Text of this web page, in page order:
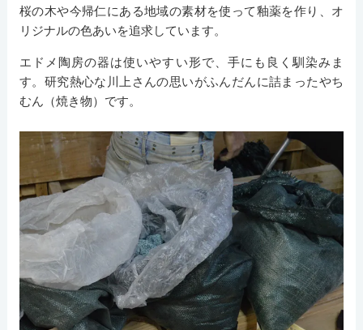
桜の木や今帰仁にある地域の素材を使って釉薬を作り、オ
リジナルの色あいを追求しています。
エドメ陶房の器は使いやすい形で、手にも良く馴染みま
す。研究熱心な川上さんの思いがふんだんに詰まったやち
むん（焼き物）です。